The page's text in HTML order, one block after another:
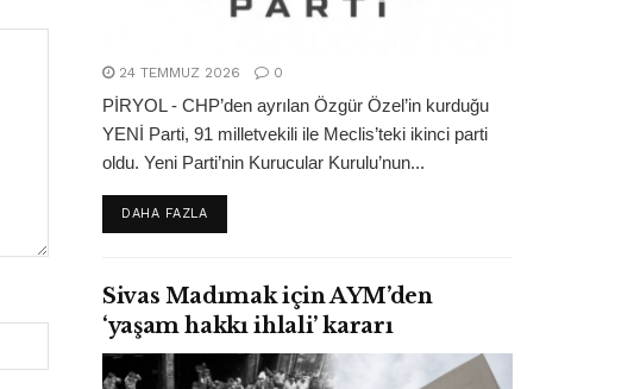
24 TEMMUZ 2026 0
PİRYOL - CHP’den ayrılan Özgür Özel’in kurduğu
YENİ Parti, 91 milletvekili ile Meclis’teki ikinci parti
oldu. Yeni Parti’nin Kurucular Kurulu’nun...
DAHA FAZLADETAILS
Sivas Madımak için AYM’den
‘yaşam hakkı ihlali’ kararı